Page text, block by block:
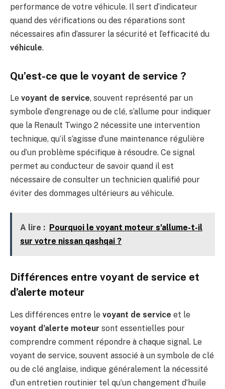
performance de votre véhicule. Il sert d’indicateur
quand des vérifications ou des réparations sont
nécessaires afin d’assurer la sécurité et l’efficacité du
véhicule.
Qu’est-ce que le voyant de service ?
Le voyant de service, souvent représenté par un
symbole d’engrenage ou de clé, s’allume pour indiquer
que la Renault Twingo 2 nécessite une intervention
technique, qu’il s’agisse d’une maintenance régulière
ou d’un problème spécifique à résoudre. Ce signal
permet au conducteur de savoir quand il est
nécessaire de consulter un technicien qualifié pour
éviter des dommages ultérieurs au véhicule.
A lire : Pourquoi le voyant moteur s'allume-t-il
sur votre nissan qashqai ?
Différences entre voyant de service et
d’alerte moteur
Les différences entre le voyant de service et le
voyant d’alerte moteur sont essentielles pour
comprendre comment répondre à chaque signal. Le
voyant de service, souvent associé à un symbole de clé
ou de clé anglaise, indique généralement la nécessité
d’un entretien routinier tel qu’un changement d’huile